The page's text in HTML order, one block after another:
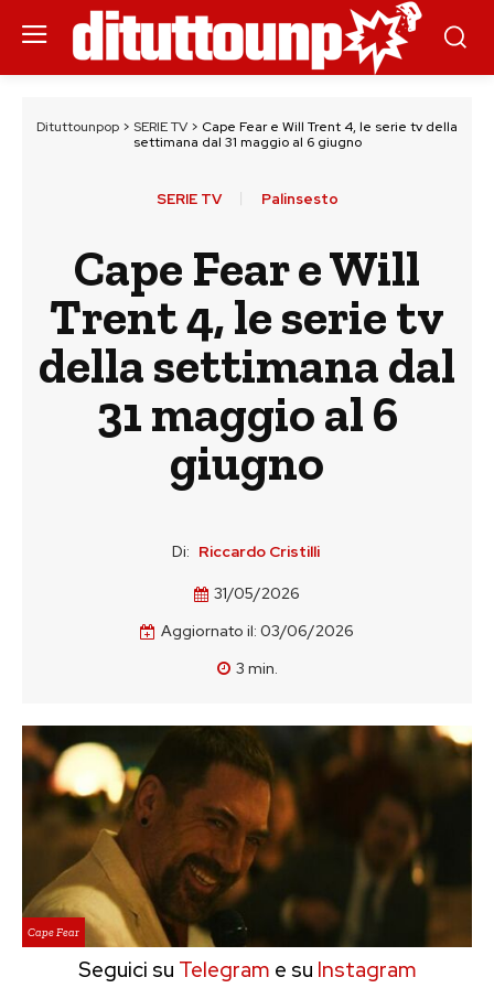
Dituttounpop > SERIE TV > Cape Fear e Will Trent 4, le serie tv della
settimana dal 31 maggio al 6 giugno
SERIE TV Palinsesto
Cape Fear e Will
Trent 4, le serie tv
della settimana dal
31 maggio al 6
giugno
Di: Riccardo Cristilli
31/05/2026
Aggiornato il: 03/06/2026
3 min.
Cape Fear
Seguici su Telegram e su Instagram